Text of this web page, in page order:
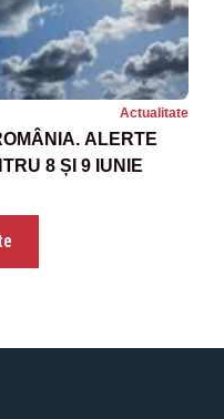
Actualitate
ALERTE
8 ȘI 9 IUNIE